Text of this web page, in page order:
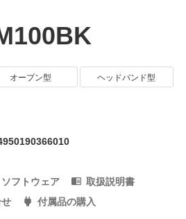
オープン型
ヘッドバンド型
ソフトウェア
取扱説明書
付属品の購入